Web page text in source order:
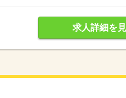
求人詳細を